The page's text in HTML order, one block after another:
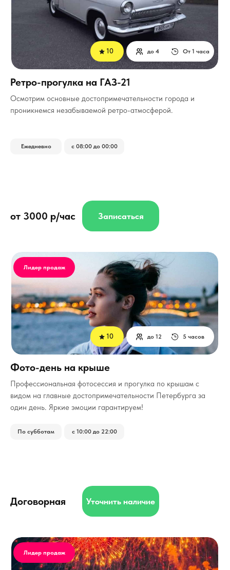
Профессиональная фотосессия и прогулка по крышам с
видом на главные достопримечательности Петербурга за
один день. Яркие эмоции гарантируем!
Договорная
5 часов
до 12
По субботам с 10:00 до 22:00
Лидер продаж
Уточнить наличие
Фото-день на крыше
10
Лидер продаж
Осмотрим основные достопримечательности города и
проникнемся незабываемой ретро-атмосферой.
от 3000 р/час
От 1 часа
до 4
Ежедневно с 08:00 до 00:00
Записаться
Ретро-прогулка на ГАЗ-21
10